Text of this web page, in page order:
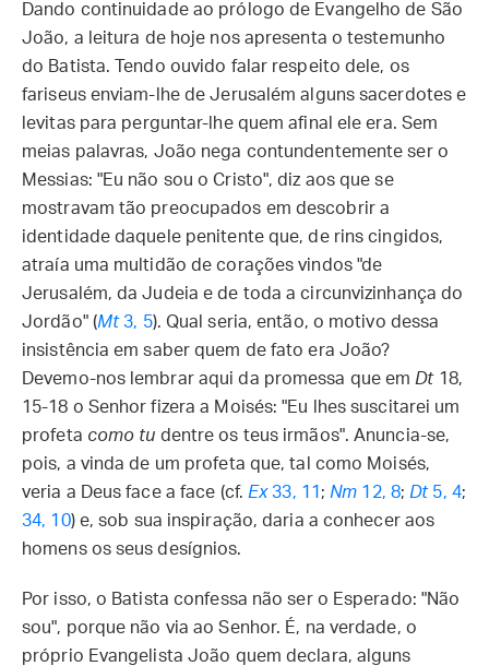
Dando continuidade ao prólogo de Evangelho de São
João, a leitura de hoje nos apresenta o testemunho
do Batista. Tendo ouvido falar respeito dele, os
fariseus enviam-lhe de Jerusalém alguns sacerdotes e
levitas para perguntar-lhe quem afinal ele era. Sem
meias palavras, João nega contundentemente ser o
Messias: "Eu não sou o Cristo", diz aos que se
mostravam tão preocupados em descobrir a
identidade daquele penitente que, de rins cingidos,
atraía uma multidão de corações vindos "de
Jerusalém, da Judeia e de toda a circunvizinhança do
Jordão" (Mt3, 5). Qual seria, então, o motivo dessa
insistência em saber quem de fato era João?
Devemo-nos lembrar aqui da promessa que em Dt18,
15-18 o Senhor fizera a Moisés: "Eu lhes suscitarei um
profeta como tu dentre os teus irmãos". Anuncia-se,
pois, a vinda de um profeta que, tal como Moisés,
veria a Deus face a face (cf. Ex33, 11 ; Nm 12, 8; Dt5, 4;
34, 10) e, sob sua inspiração, daria a conhecer aos
homens os seus desígnios.
Por isso, o Batista confessa não ser o Esperado: "Não
sou", porque não via ao Senhor. É, na verdade, o
próprio Evangelista João quem declara, alguns